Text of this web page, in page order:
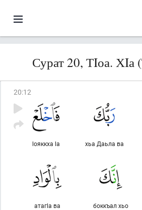
Сурат 20, ТIоа. ХIа
20:12
хьа Даьла ва
lояккха lа
боккъал хьо
атагlа ва